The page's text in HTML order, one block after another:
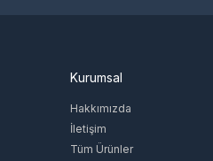
Raid Shadow
Rigorz
Kurumsal
Hakkımızda
İletişim
Tüm Ürünler